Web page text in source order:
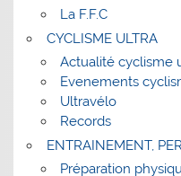
La F.F.C
CYCLISME ULTRA
Actualité cyclisme
Evenements
Ultravélo
Records
ENTRAINEMENT,
Préparation